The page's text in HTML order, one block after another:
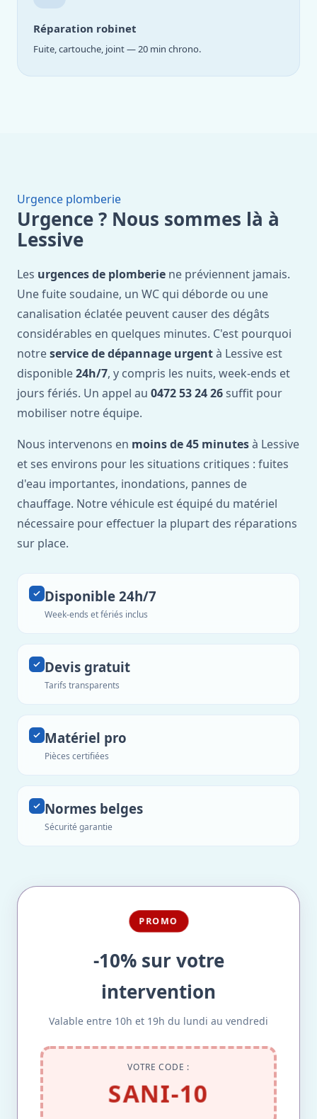
Réparation robinet
Fuite, cartouche, joint — 20 min chrono.
Urgence plomberie
Urgence ? Nous sommes là à
Lessive
Les urgences de plomberie ne préviennent jamais.
Une fuite soudaine, un WC qui déborde ou une
canalisation éclatée peuvent causer des dégâts
considérables en quelques minutes. C'est pourquoi
notreservice de dépannage urgentà Lessive est
disponible24h/7, y compris les nuits, week-ends et
jours fériés. Un appel au 0472 53 24 26 suffit pour
mobiliser notre équipe.
Nous intervenons en moins de 45 minutesà Lessive
et ses environs pour les situations critiques : fuites
d'eau importantes, inondations, pannes de
chauffage. Notre véhicule est équipé du matériel
nécessaire pour effectuer la plupart des réparations
sur place.
Disponible 24h/7
Week-ends et fériés inclus
Devis gratuit
Tarifs transparents
Matériel pro
Pièces certifiées
Normes belges
Sécurité garantie
PROMO
-10% sur votre
intervention
Valable entre 10h et 19h du lundi au vendredi
VOTRE CODE :
SANI-10